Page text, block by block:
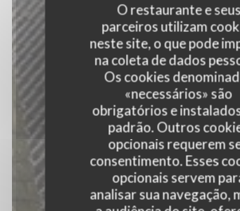
O restaurante e seus
parceiros utilizam
neste site, o que pode
na coleta de dados
Os cookies
«necessários» são
obrigatórios e
padrão. Outros
opcionais requerem
consentimento. Esses
opcionais servem
analisar sua navegação,